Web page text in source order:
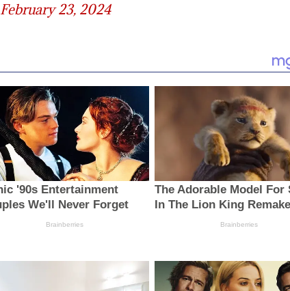
February 23, 2024